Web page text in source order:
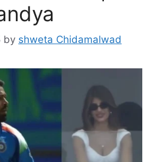
by shweta Chidamalwad